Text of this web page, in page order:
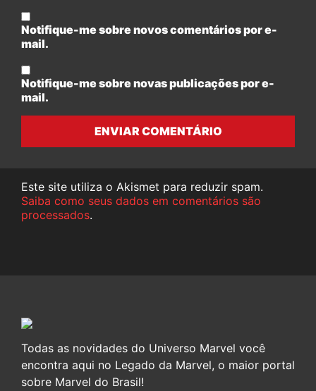
Notifique-me sobre novos comentários por e-
mail.
Notifique-me sobre novas publicações por e-
mail.
ENVIAR COMENTÁRIO
Este site utiliza o Akismet para reduzir spam.
Saiba como seus dados em comentários são
processados.
Todas as novidades do Universo Marvel você
encontra aqui no Legado da Marvel, o maior portal
sobre Marvel do Brasil!